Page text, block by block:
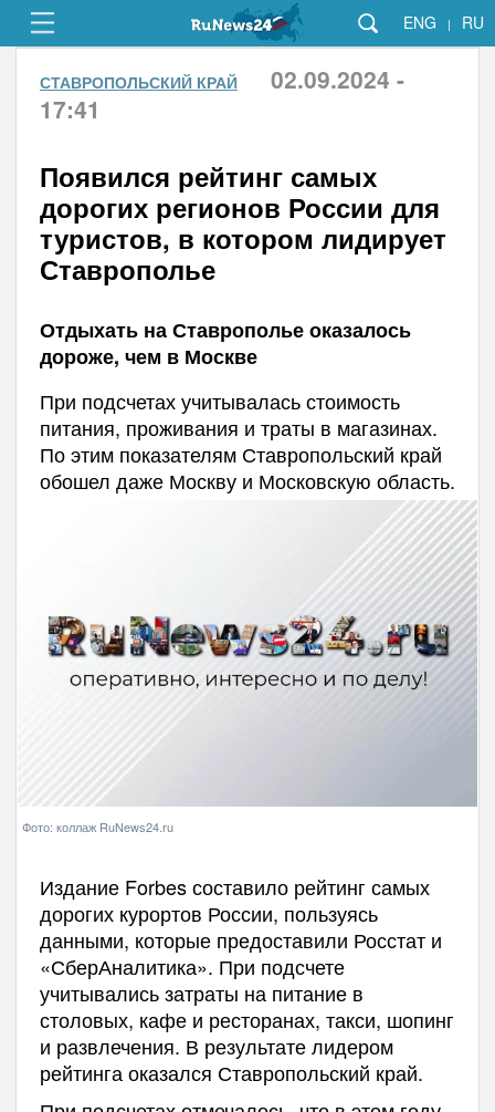
ENG | RU
СТАВРОПОЛЬСКИЙ КРАЙ
02.09.2024 -
17:41
Появился рейтинг самых
дорогих регионов России для
туристов, в котором лидирует
Ставрополье
Отдыхать на Ставрополье оказалось
дороже, чем в Москве
При подсчетах учитывалась стоимость
питания, проживания и траты в магазинах.
По этим показателям Ставропольский край
обошел даже Москву и Московскую область.
Фото: коллаж RuNews24.ru
Издание Forbes составило рейтинг самых
дорогих курортов России, пользуясь
данными, которые предоставили Росстат и
«СберАналитика». При подсчете
учитывались затраты на питание в
столовых, кафе и ресторанах, такси, шопинг
и развлечения. В результате лидером
рейтинга оказался Ставропольский край.